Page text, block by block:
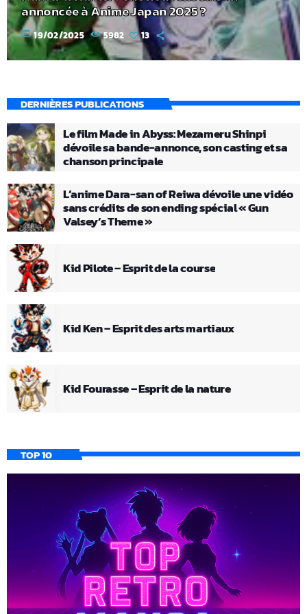
annoncée à Anime Japan 2025 ?
today 19/02/2025 5982 13
DERNIÈRES PUBLICATIONS
Le film Made in Abyss: Mezameru Shinpi
dévoile sa bande-annonce, son casting et sa
chanson principale
L’anime Dara-san of Reiwa dévoile une vidéo
sans crédits de son ending spécial « Gun
Valsey’s Theme »
Kid Pilote – Esprit de la course
Kid Ken – Esprit des arts martiaux
Kid Fourasse – Esprit de la nature
TOP 10